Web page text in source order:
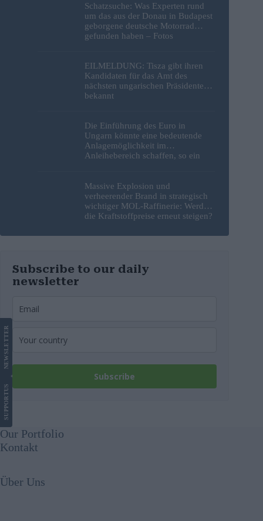
Schatzsuche: Was Experten rund
um das aus der Donau in Budapest
geborgene deutsche Motorrad
gefunden haben – Fotos
EILMELDUNG: Tisza gibt ihren
Kandidaten für das Amt des
nächsten ungarischen Präsidenten
bekannt
Die Einführung des Euro in
Ungarn könnte eine bedeutende
Anlagemöglichkeit im
Anleihebereich schaffen, so ein
Massive Explosion und
verheerender Brand in strategisch
wichtiger MOL-Raffinerie: Werden
die Kraftstoffpreise erneut steigen?
Subscribe to our daily
newsletter
Subscribe
SUPPORT
US
NEWS
LETTER
Our Portfolio
Kontakt
Über Uns